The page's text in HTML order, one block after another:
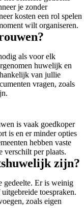
je zonder
kosten een rol spelen
wilt organiseren.
als voor elk
huwelijk en
van jullie
vragen, zoals
is vaak goedkoper
is en er minder opties
hebben vaste
verschilt per plaats.
zijn?
Er is weinig
toespraken.
zoals eigen